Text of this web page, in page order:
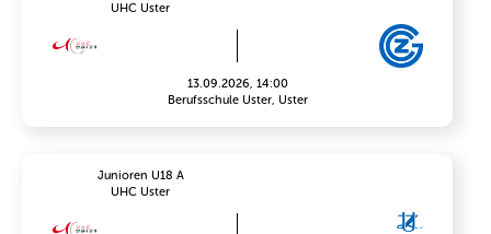
UHC Uster
13.09.2026, 14:00
Berufsschule Uster, Uster
Junioren U18 A
UHC Uster